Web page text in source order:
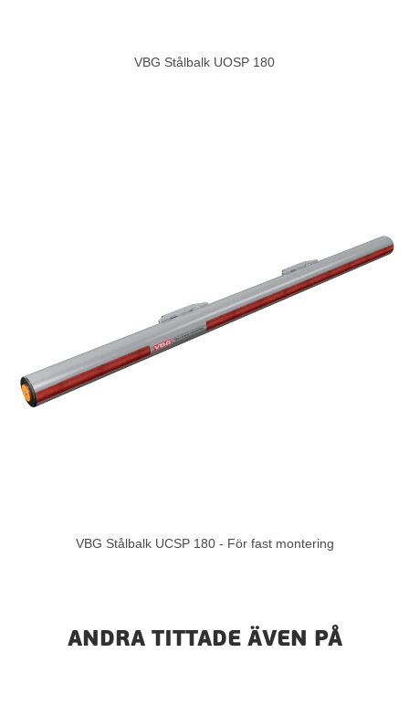
VBG Stålbalk UOSP 180
VBG Stålbalk UCSP 180 - För fast montering
ANDRA TITTADE ÄVEN PÅ